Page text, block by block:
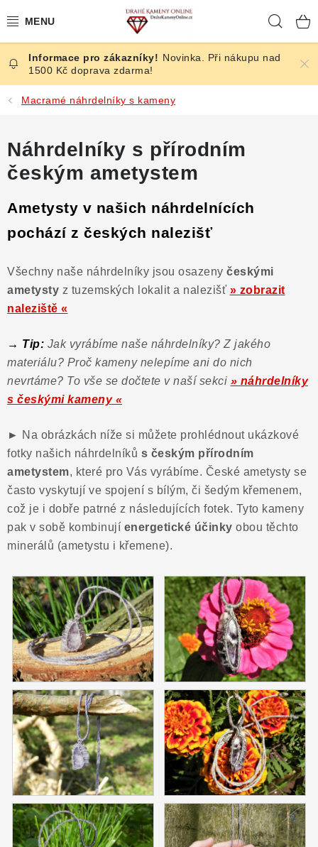
na
ČESKÉ KAMENY
ŠPERKY
BROUŠENÉ
SLEVY
NALEZIŠTĚ
NÁŠ PŘÍBĚH
VIDEOGALERIE
KONTAKT
MISTROVSKÉ KRYSTALY
Obchodní podmínky
Puncovní značky
Výkup minerálů a drahých kamenů
Formulář pro uplatnění reklamace
Formulář pro odstoupení od smlouvy
Poučení o právu na odstoupení od smlouvy
Novinka. Při nákupu nad
1500 Kč doprava zdarma!
Macramé náhrdelníky s kameny
Náhrdelníky s přírodním
českým ametystem
Ametysty v našich náhrdelnících
pochází z českých nalezišť
Všechny naše náhrdelníky jsou osazeny českými
ametysty z tuzemských lokalit a nalezišť » zobrazit
naleziště «
→ Tip: Jak vyrábíme naše náhrdelníky? Z jakého
materiálu? Proč kameny nelepíme ani do nich
nevrtáme? To vše se dočtete v naší sekci » náhrdelníky
s českými kameny «
► Na obrázkách níže si můžete prohlédnout ukázkové
fotky našich náhrdelníků s českým přírodním
ametystem, které pro Vás vyrábíme. České ametysty se
často vyskytují ve spojení s bílým, či šedým křemenem,
což je i dobře patrné z následujících fotek. Tyto kameny
pak v sobě kombinují energetické účinky obou těchto
minerálů (ametystu i křemene).